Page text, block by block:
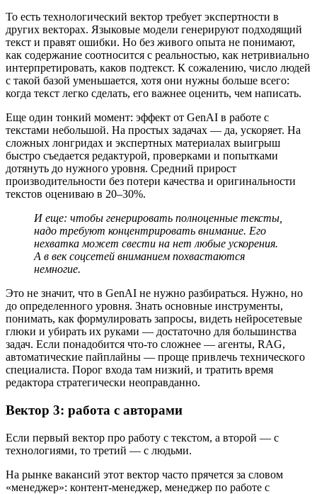
То есть технологический вектор требует экспертности в
других векторах. Языковые модели генерируют подходящий
текст и правят ошибки. Но без живого опыта не понимают,
как содержание соотносится с реальностью, как нетривиально
интерпретировать, каков подтекст. К сожалению, число людей
с такой базой уменьшается, хотя они нужны больше всего:
когда текст легко сделать, его важнее оценить, чем написать.
Еще один тонкий момент: эффект от GenAI в работе с
текстами небольшой. На простых задачах — да, ускоряет. На
сложных лонгридах и экспертных материалах выигрыш
быстро съедается редактурой, проверками и попытками
дотянуть до нужного уровня. Средний прирост
производительности без потери качества и оригинальности
текстов оцениваю в 20–30%.
И еще: чтобы генерировать полноценные тексты,
надо требуют концентрировать внимание. Его
нехватка может свести на нет любые ускорения.
А в век соцсетей вниманием похвастаются
немногие.
Это не значит, что в GenAI не нужно разбираться. Нужно, но
до определенного уровня. Знать основные инструменты,
понимать, как формулировать запросы, видеть нейросетевые
глюки и убирать их руками — достаточно для большинства
задач. Если понадобится что-то сложнее — агенты, RAG,
автоматические пайплайны — проще привлечь технического
специалиста. Порог входа там низкий, и тратить время
редактора стратегически неоправданно.
Вектор 3: работа с авторами
Если первый вектор про работу с текстом, а второй — с
технологиями, то третий — с людьми.
На рынке вакансий этот вектор часто прячется за словом
«менеджер»: контент-менеджер, менеджер по работе с